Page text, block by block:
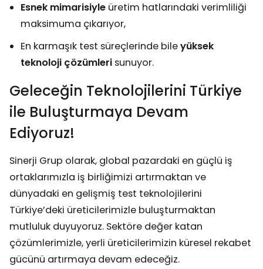
Esnek mimarisiyleüretim hatlarındaki verimliliği
maksimuma çıkarıyor,
En karmaşık test süreçlerinde bileyüksek
teknoloji çözümlerisunuyor.
Geleceğin Teknolojilerini Türkiye
ile Buluşturmaya Devam
Ediyoruz!
Sinerji Grup olarak, global pazardaki en güçlü iş
ortaklarımızla iş birliğimizi artırmaktan ve
dünyadaki en gelişmiş test teknolojilerini
Türkiye’deki üreticilerimizle buluşturmaktan
mutluluk duyuyoruz. Sektöre değer katan
çözümlerimizle, yerli üreticilerimizin küresel rekabet
gücünü artırmaya devam edeceğiz.